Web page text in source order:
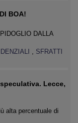
BOA!
DALLA
, SFRATTI
Lecce,
alta percentuale di